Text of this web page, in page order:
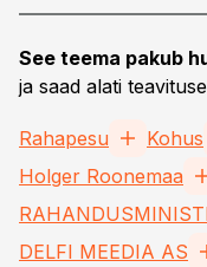
See teema pakub
ja saad alati
Rahapesu Kohus
Holger Roonemaa
DELFI MEEDIA AS